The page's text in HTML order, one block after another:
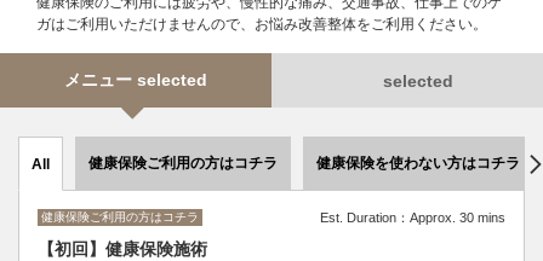
ガはご利用いただけませんので、お悩み改善整体をご利用ください。
メニュー selected selected
All 健康保険ご利用の方はコチラ 健康保険を使わない方はコチラ
健康保険ご利用の方はコチラ Est. Duration：Approx. 30 mins
【初回】健康保険施術